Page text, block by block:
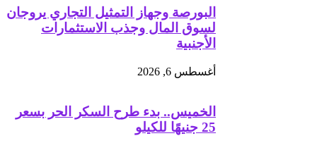
البورصة وجهاز التمثيل التجاري يروجان
لسوق المال وجذب الاستثمارات
الأجنبية
أغسطس 6, 2026
الخميس.. بدء طرح السكر الحر بسعر
25 جنيهًا للكيلو